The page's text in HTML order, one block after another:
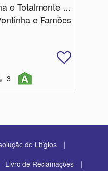
Moradia T4 Moderna e Totalmente Equipada
e Famões
3
de Litígios |
Livro de Reclamações |